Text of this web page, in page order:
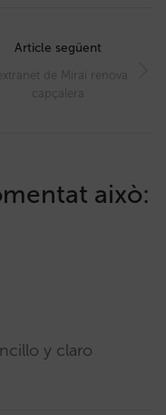
Article següent
de Mirai renova
capçalera
això:
y claro